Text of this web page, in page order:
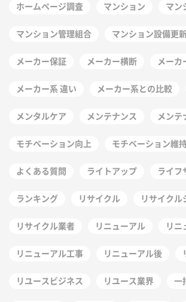
ホームページ調査 マンション マン
マンション管理組合 マンション設備更
メーカー保証 メーカー横断 メーカ
メーカー系 違い メーカー系との比較
メンタルケア メンテナンス メンテ
モチベーション向上 モチベーション維
よくある質問 ライトアップ ライフ
ランキング リサイクル リサイクル
リサイクル業者 リニューアル リニ
リニューアル工事 リニューアル後
リユースビジネス リユース業界 一